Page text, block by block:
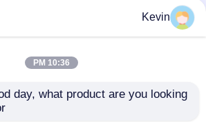
9 قطعة من كربيد
Kevin
10:36 PM
day, what product are you looking